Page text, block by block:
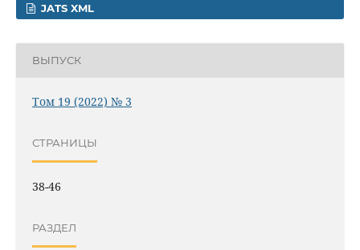
JATS XML
ВЫПУСК
Том 19 (2022) № 3
СТРАНИЦЫ
38-46
РАЗДЕЛ